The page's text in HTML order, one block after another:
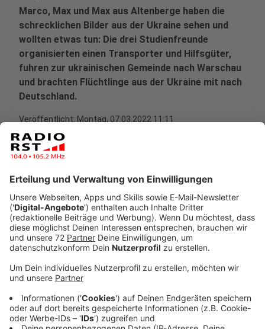
Marco, Max und Max aus Altenberge haben die
schrecklichen Bilder aus der Ukraine sehen und
wollten etwas tun: Die drei Studienfreunde
organisierten einen Transporter und Hilfsgüter,
fuhren zur ukrainischen Gemeinde nach Warschau
und brachten Flüchtlinge aus der Ukraine mit nach
Deutschland.
Veröffentlicht: Montag, 07.03.2022 11:11
Anzeige
Marco aus Altenberge: "Wir wollten
unbedingt helfen"
Anzeige
Die drei Studienfreunde Marco, Max und Max aus
Altenberge und Münster haben zusammen die
schlimmen Bilder aus der Ukraine gesehen und einen
Entschluss gefasst. Wir wollen helfen! Über eine